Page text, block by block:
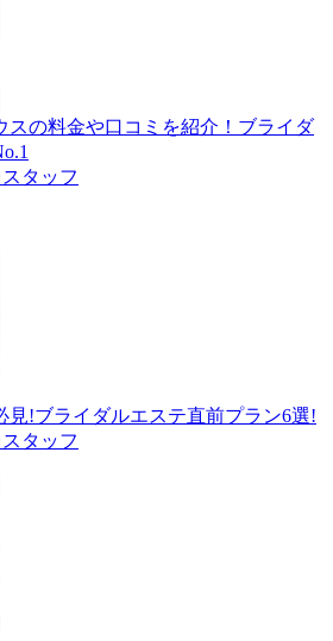
スの料金や口コミを紹介！ブライダ
タッフ
見!ブライダルエステ直前プラン6選!
タッフ